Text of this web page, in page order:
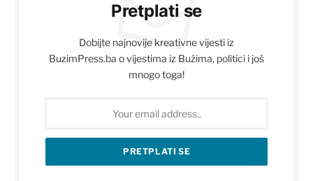
Pretplati se
Dobijte najnovije kreativne vijesti iz
BuzimPress.ba o vijestima iz Bužima, politici i još
mnogo toga!